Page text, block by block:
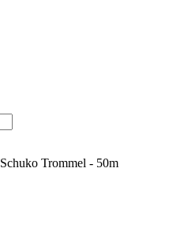
Schuko Trommel - 50m